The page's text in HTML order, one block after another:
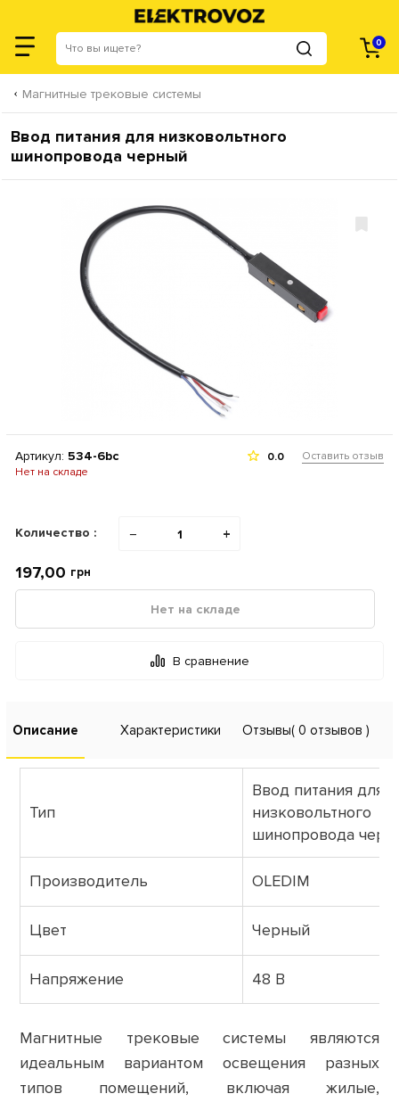
0
Магнитные трековые системы
Ввод питания для низковольтного
шинопровода черный
Артикул: 534-6bc
Нет на складе
0.0 Оставить отзыв
Количество : − +
197,00 грн
Нет на складе
В сравнение
Описание Характеристики Отзывы( 0 отзывов )
Тип
Ввод питания для
низковольтного
шинопровода
Производитель OLEDIM
Цвет Черный
Напряжение 48 В
Магнитные трековые системы являются
идеальным вариантом освещения разных
типов помещений, включая жилые,